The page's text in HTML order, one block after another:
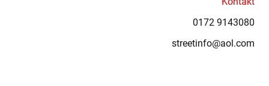
0172 9143080
streetinfo@aol.com